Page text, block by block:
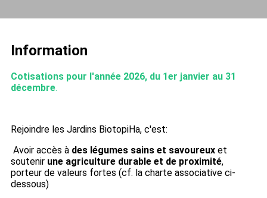
Information
Cotisations pour l'année 2026, du 1er janvier au 31
décembre.
Rejoindre les Jardins BiotopiHa, c'est:
Avoir accès à des légumes sains et savoureux et
soutenir une agriculture durable et de proximité,
porteur de valeurs fortes (cf. la charte associative ci-
dessous)